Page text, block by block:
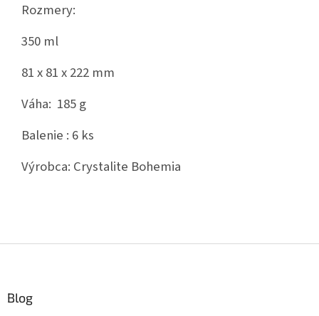
Rozmery:
350 ml
81 x 81 x 222 mm
Váha: 185 g
Balenie : 6 ks
Výrobca: Crystalite Bohemia
Blog